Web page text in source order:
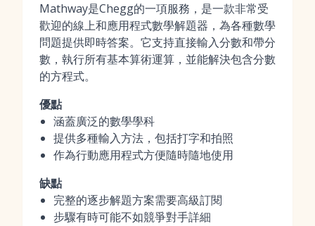
Mathway是Chegg的一項服務，是一款非常受
歡迎的線上和應用程式數學解題器，為各種數學
問題提供即時答案。它支持直接輸入分數和帶分
數，執行所有基本算術運算，並能解決包含分數
的方程式。
優點
涵蓋廣泛的數學學科
提供多種輸入方法，包括打字和拍照
作為行動應用程式方便隨時隨地使用
缺點
完整的逐步解題方案需要高級訂閱
步驟有時可能不如競爭對手詳細